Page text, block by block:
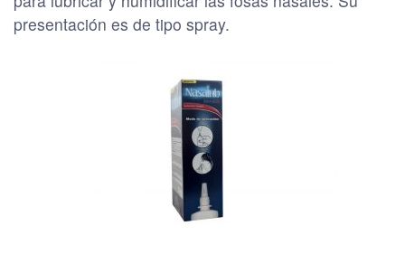
presentación es de tipo spray.